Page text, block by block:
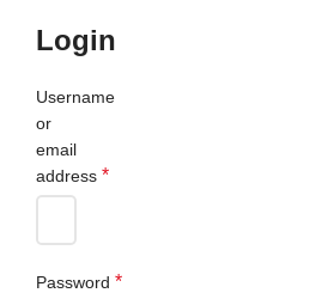
Login
Username
or
email
address *
Password *